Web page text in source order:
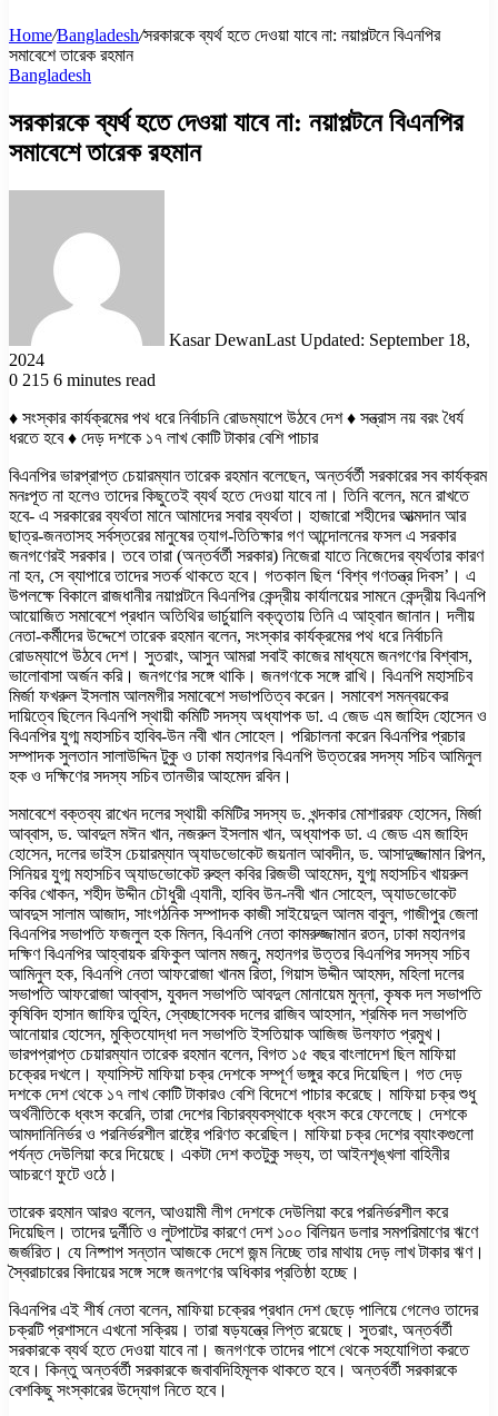
Home/Bangladesh/সরকারকে ব্যর্থ হতে দেওয়া যাবে না: নয়াপল্টনে বিএনপির
সমাবেশে তারেক রহমান
Bangladesh
সরকারকে ব্যর্থ হতে দেওয়া যাবে না: নয়াপল্টনে বিএনপির
সমাবেশে তারেক রহমান
Kasar DewanLast Updated: September 18,
2024
0 215 6 minutes read
♦ সংস্কার কার্যক্রমের পথ ধরে নির্বাচনি রোডম্যাপে উঠবে দেশ ♦ সন্ত্রাস নয় বরং ধৈর্য
ধরতে হবে ♦ দেড় দশকে ১৭ লাখ কোটি টাকার বেশি পাচার
বিএনপির ভারপ্রাপ্ত চেয়ারম্যান তারেক রহমান বলেছেন, অন্তর্বর্তী সরকারের সব কার্যক্রম
মনঃপূত না হলেও তাদের কিছুতেই ব্যর্থ হতে দেওয়া যাবে না। তিনি বলেন, মনে রাখতে
হবে- এ সরকারের ব্যর্থতা মানে আমাদের সবার ব্যর্থতা। হাজারো শহীদের আত্মদান আর
ছাত্র-জনতাসহ সর্বস্তরের মানুষের ত্যাগ-তিতিক্ষার গণ আন্দোলনের ফসল এ সরকার
জনগণেরই সরকার। তবে তারা (অন্তর্বর্তী সরকার) নিজেরা যাতে নিজেদের ব্যর্থতার কারণ
না হন, সে ব্যাপারে তাদের সতর্ক থাকতে হবে। গতকাল ছিল ‘বিশ্ব গণতন্ত্র দিবস’। এ
উপলক্ষে বিকালে রাজধানীর নয়াপল্টনে বিএনপির কেন্দ্রীয় কার্যালয়ের সামনে কেন্দ্রীয় বিএনপি
আয়োজিত সমাবেশে প্রধান অতিথির ভার্চুয়ালি বক্তৃতায় তিনি এ আহ্বান জানান। দলীয়
নেতা-কর্মীদের উদ্দেশে তারেক রহমান বলেন, সংস্কার কার্যক্রমের পথ ধরে নির্বাচনি
রোডম্যাপে উঠবে দেশ। সুতরাং, আসুন আমরা সবাই কাজের মাধ্যমে জনগণের বিশ্বাস,
ভালোবাসা অর্জন করি। জনগণের সঙ্গে থাকি। জনগণকে সঙ্গে রাখি। বিএনপি মহাসচিব
মির্জা ফখরুল ইসলাম আলমগীর সমাবেশে সভাপতিত্ব করেন। সমাবেশ সমন্বয়কের
দায়িত্বে ছিলেন বিএনপি স্থায়ী কমিটি সদস্য অধ্যাপক ডা. এ জেড এম জাহিদ হোসেন ও
বিএনপির যুগ্ম মহাসচিব হাবিব-উন নবী খান সোহেল। পরিচালনা করেন বিএনপির প্রচার
সম্পাদক সুলতান সালাউদ্দিন টুকু ও ঢাকা মহানগর বিএনপি উত্তরের সদস্য সচিব আমিনুল
হক ও দক্ষিণের সদস্য সচিব তানভীর আহমেদ রবিন।
সমাবেশে বক্তব্য রাখেন দলের স্থায়ী কমিটির সদস্য ড. খন্দকার মোশাররফ হোসেন, মির্জা
আব্বাস, ড. আবদুল মঈন খান, নজরুল ইসলাম খান, অধ্যাপক ডা. এ জেড এম জাহিদ
হোসেন, দলের ভাইস চেয়ারম্যান অ্যাডভোকেট জয়নাল আবদীন, ড. আসাদুজ্জামান রিপন,
সিনিয়র যুগ্ম মহাসচিব অ্যাডভোকেট রুহুল কবির রিজভী আহমেদ, যুগ্ম মহাসচিব খায়রুল
কবির খোকন, শহীদ উদ্দীন চৌধুরী এ্যানী, হাবিব উন-নবী খান সোহেল, অ্যাডভোকেট
আবদুস সালাম আজাদ, সাংগঠনিক সম্পাদক কাজী সাইয়েদুল আলম বাবুল, গাজীপুর জেলা
বিএনপির সভাপতি ফজলুল হক মিলন, বিএনপি নেতা কামরুজ্জামান রতন, ঢাকা মহানগর
দক্ষিণ বিএনপির আহ্বায়ক রফিকুল আলম মজনু, মহানগর উত্তর বিএনপির সদস্য সচিব
আমিনুল হক, বিএনপি নেতা আফরোজা খানম রিতা, গিয়াস উদ্দীন আহমদ, মহিলা দলের
সভাপতি আফরোজা আব্বাস, যুবদল সভাপতি আবদুল মোনায়েম মুন্না, কৃষক দল সভাপতি
কৃষিবিদ হাসান জাফির তুহিন, স্বেচ্ছাসেবক দলের রাজিব আহসান, শ্রমিক দল সভাপতি
আনোয়ার হোসেন, মুক্তিযোদ্ধা দল সভাপতি ইসতিয়াক আজিজ উলফাত প্রমুখ।
ভারপপ্রাপ্ত চেয়ারম্যান তারেক রহমান বলেন, বিগত ১৫ বছর বাংলাদেশ ছিল মাফিয়া
চক্রের দখলে। ফ্যাসিস্ট মাফিয়া চক্র দেশকে সম্পূর্ণ ভঙ্গুর করে দিয়েছিল। গত দেড়
দশকে দেশ থেকে ১৭ লাখ কোটি টাকারও বেশি বিদেশে পাচার করেছে। মাফিয়া চক্র শুধু
অর্থনীতিকে ধ্বংস করেনি, তারা দেশের বিচারব্যবস্থাকে ধ্বংস করে ফেলেছে। দেশকে
আমদানিনির্ভর ও পরনির্ভরশীল রাষ্ট্রে পরিণত করেছিল। মাফিয়া চক্র দেশের ব্যাংকগুলো
পর্যন্ত দেউলিয়া করে দিয়েছে। একটা দেশ কতটুকু সভ্য, তা আইনশৃঙ্খলা বাহিনীর
আচরণে ফুটে ওঠে।
তারেক রহমান আরও বলেন, আওয়ামী লীগ দেশকে দেউলিয়া করে পরনির্ভরশীল করে
দিয়েছিল। তাদের দুর্নীতি ও লুটপাটের কারণে দেশ ১০০ বিলিয়ন ডলার সমপরিমাণের ঋণে
জর্জরিত। যে নিষ্পাপ সন্তান আজকে দেশে জন্ম নিচ্ছে তার মাথায় দেড় লাখ টাকার ঋণ।
স্বৈরাচারের বিদায়ের সঙ্গে সঙ্গে জনগণের অধিকার প্রতিষ্ঠা হচ্ছে।
বিএনপির এই শীর্ষ নেতা বলেন, মাফিয়া চক্রের প্রধান দেশ ছেড়ে পালিয়ে গেলেও তাদের
চক্রটি প্রশাসনে এখনো সক্রিয়। তারা ষড়যন্ত্রে লিপ্ত রয়েছে। সুতরাং, অন্তর্বর্তী
সরকারকে ব্যর্থ হতে দেওয়া যাবে না। জনগণকে তাদের পাশে থেকে সহযোগিতা করতে
হবে। কিন্তু অন্তর্বর্তী সরকারকে জবাবদিহিমূলক থাকতে হবে। অন্তর্বর্তী সরকারকে
বেশকিছু সংস্কারের উদ্যোগ নিতে হবে।